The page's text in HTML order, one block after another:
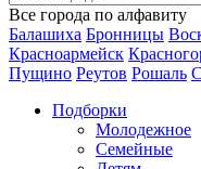
Все города по алфавиту
Балашиха Бронницы
Красноармейск
Пущино Реутов Рошаль
Подборки
Молодежное
Семейные